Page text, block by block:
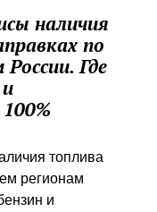
наличия
по
Где
топлива
регионам
и